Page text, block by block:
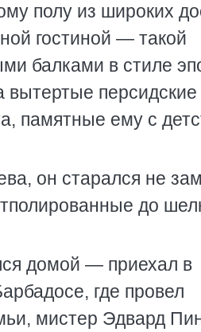
полу из широких
гостиной — такой
балками в стиле
персидские
памятные ему с
он старался не
до
домой — приехал в
где провел
мистер Эдвард